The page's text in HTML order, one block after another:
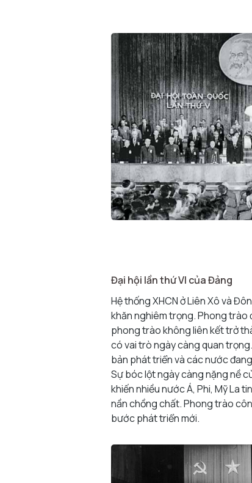
Đại hội lần thứ VI của Đảng
Hệ thống XHCN ở Liên Xô và
khăn nghiêm trọng. Phong trào
phong trào không liên kết trở
có vai trò ngày càng quan
bản phát triển và các nước
Sự bóc lột ngày càng nặng nề
khiến nhiều nước Á, Phi, Mỹ La
nần chồng chất. Phong trào
bước phát triển mới.